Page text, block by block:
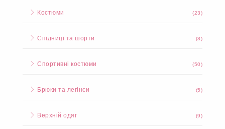
Костюми (23)
Спідниці та шорти (8)
Спортивні костюми (50)
Брюки та легінси (5)
Верхній одяг (9)